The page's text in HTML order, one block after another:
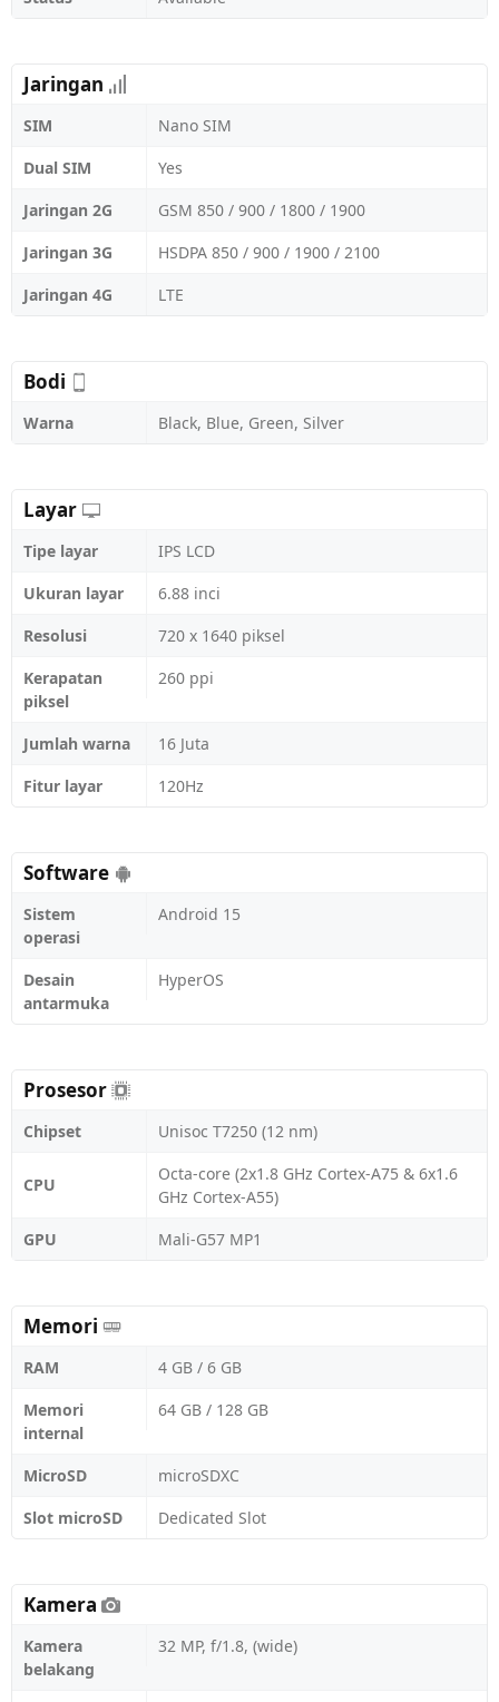
Jaringan
SIM
Nano SIM
Dual SIM
Yes
Jaringan 2G
GSM 850 / 900 / 1800 / 1900
Jaringan 3G
HSDPA 850 / 900 / 1900 / 2100
Jaringan 4G
LTE
Bodi
Warna Black, Blue, Green, Silver
Layar
Tipe layar
IPS LCD
Ukuran layar
6.88 inci
Resolusi
720 x 1640 piksel
Kerapatan
piksel
260 ppi
Jumlah warna
16 Juta
Fitur layar
120Hz
Software
Sistem
operasi
Android 15
Desain
antarmuka
HyperOS
Prosesor
Chipset Unisoc T7250 (12 nm)
CPU
Octa-core (2x1.8 GHz Cortex-A75 & 6x1.6
GHz Cortex-A55)
GPU
Mali-G57 MP1
Memori
RAM
4 GB / 6 GB
Memori
internal
64 GB / 128 GB
MicroSD
microSDXC
Slot microSD
Dedicated Slot
Kamera
Kamera
belakang
32 MP, f/1.8, (wide)